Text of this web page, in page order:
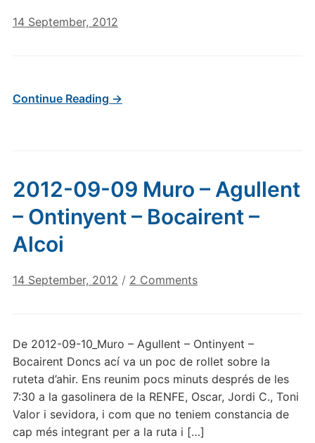
14 September, 2012
Continue Reading →
2012-09-09 Muro – Agullent
– Ontinyent – Bocairent –
Alcoi
14 September, 2012 / 2 Commentson
Muro
–
Agullent
–
Ontinyent
–
De 2012-09-10_Muro – Agullent – Ontinyent –
Bocairent Doncs ací va un poc de rollet sobre la
ruteta d’ahir. Ens reunim pocs minuts després de les
7:30 a la gasolinera de la RENFE, Oscar, Jordi C., Toni
Valor i sevidora, i com que no teniem constancia de
cap més integrant per a la ruta i […]